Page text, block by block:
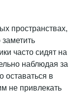
пространствах,
заметить
часто сидят на
наблюдая за
в
не привлекать